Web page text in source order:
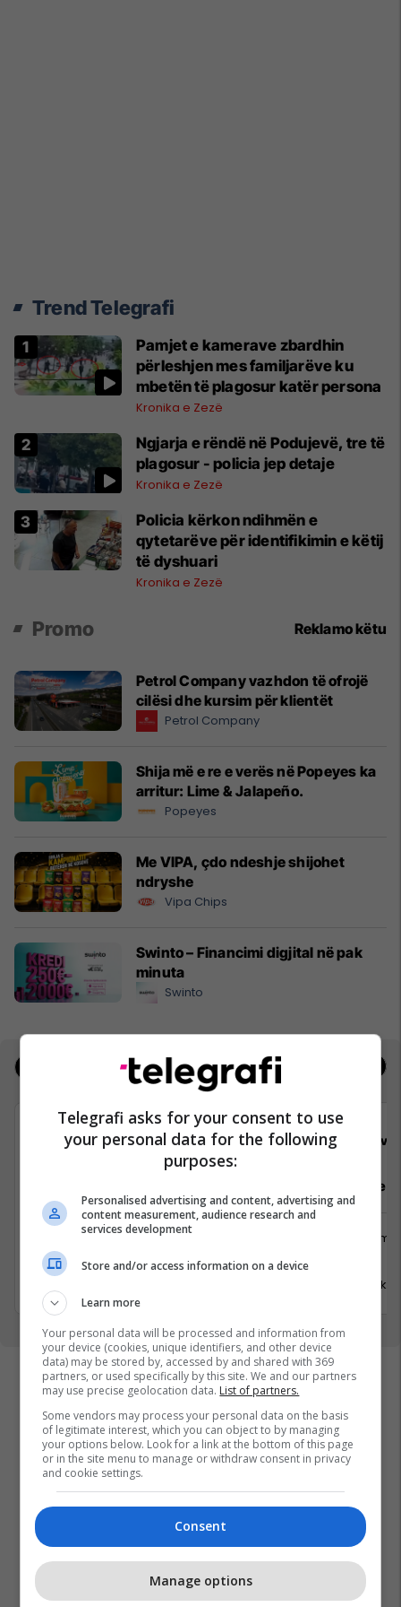
Trend Telegrafi
Pamjet e kamerave zbardhin
përleshjen mes familjarëve ku
mbetën të plagosur katër persona
Kronika e Zezë
Ngjarja e rëndë në Podujevë, tre të
plagosur - policia jep detaje
Kronika e Zezë
Policia kërkon ndihmën e
qytetarëve për identifikimin e këtij
të dyshuari
Kronika e Zezë
Promo Reklamo këtu
Petrol Company vazhdon të ofrojë
cilësi dhe kursim për klientët
Petrol Company
Shija më e re e verës në Popeyes ka
arritur: Lime & Jalapeño.
Popeyes
Me VIPA, çdo ndeshje shijohet
ndryshe
Vipa Chips
Swinto – Financimi digjital në pak
minuta
Swinto
Real Estate
Viva Fresh Store
Logjistikë
Suharekë
Arkatar/e
17 Korrik
Telegrafi asks for your consent to use
your personal data for the following
purposes:
Personalised advertising and content, advertising and
content measurement, audience research and
services development
Store and/or access information on a device
Learn more
Your personal data will be processed and information from
your device (cookies, unique identifiers, and other device
data) may be stored by, accessed by and shared with 369
partners, or used specifically by this site. We and our partners
may use precise geolocation data. List of partners.
Some vendors may process your personal data on the basis
of legitimate interest, which you can object to by managing
your options below. Look for a link at the bottom of this page
or in the site menu to manage or withdraw consent in privacy
and cookie settings.
Consent
Manage options